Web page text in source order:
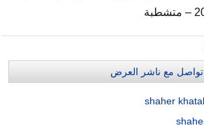
تواصل مع ناشر العرض